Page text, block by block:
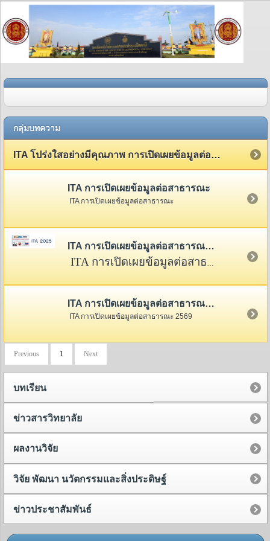
กลุ่มบทความ
ITA โปร่งใสอย่างมีคุณภาพ การเปิดเผยข้อมูลต่อสาธารณะ
ITA การเปิดเผยข้อมูลต่อสาธารณะ
ITA การเปิดเผยข้อมูลต่อสาธารณะ
ITA การเปิดเผยข้อมูลต่อสาธารณะ 2568
ITA การเปิดเผยข้อมูลต่อสาธารณะ 2569
ITA การเปิดเผยข้อมูลต่อสาธารณะ 2569
Previous 1 Next
บทเรียน
ข่าวสารวิทยาลัย
ผลงานวิจัย
วิจัย พัฒนา นวัตกรรมและสิ่งประดิษฐ์
ข่าวประชาสัมพันธ์